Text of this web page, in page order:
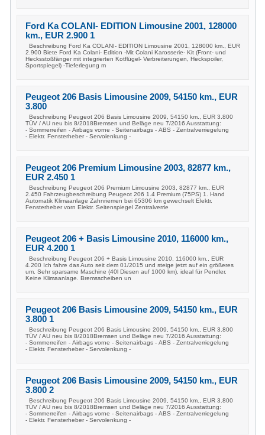
Ford Ka COLANI- EDITION Limousine 2001, 128000
km., EUR 2.900 1
Beschreibung Ford Ka COLANI- EDITION Limousine 2001, 128000 km., EUR
2.900 Biete Ford Ka Colani- Edition -Mit Colani Karosserie- Kit (Front- und
Hecksstoßfänger mit integrierten Kotflügel- Verbreiterungen, Heckspoiler,
Sportspiegel) -Tieferlegung m
Peugeot 206 Basis Limousine 2009, 54150 km., EUR
3.800
Beschreibung Peugeot 206 Basis Limousine 2009, 54150 km., EUR 3.800
TÜV / AU neu bis 8/2018Bremsen und Beläge neu 7/2016 Ausstattung:
- Sommerreifen - Airbags vorne - Seitenairbags - ABS - Zentralverriegelung
- Elektr. Fensterheber - Servolenkung -
Peugeot 206 Premium Limousine 2003, 82877 km.,
EUR 2.450 1
Beschreibung Peugeot 206 Premium Limousine 2003, 82877 km., EUR
2.450 Fahrzeugbeschreibung Peugeot 206 1.4 Premium (75PS) 1. Hand
Automatik Klimaanlage Zahnriemen bei 65306 km gewechselt Elektr.
Fensterheber vorn Elektr. Seitenspiegel Zentralverrie
Peugeot 206 + Basis Limousine 2010, 116000 km.,
EUR 4.200 1
Beschreibung Peugeot 206 + Basis Limousine 2010, 116000 km., EUR
4.200 Ich fahre das Auto seit dem 01/2015 und steige jetzt auf ein größeres
um. Sehr sparsame Maschine (40l Diesen auf 1000 km), ideal für Pendler.
Keine Klimaanlage. Bremsscheiben un
Peugeot 206 Basis Limousine 2009, 54150 km., EUR
3.800 1
Beschreibung Peugeot 206 Basis Limousine 2009, 54150 km., EUR 3.800
TÜV / AU neu bis 8/2018Bremsen und Beläge neu 7/2016 Ausstattung:
- Sommerreifen - Airbags vorne - Seitenairbags - ABS - Zentralverriegelung
- Elektr. Fensterheber - Servolenkung -
Peugeot 206 Basis Limousine 2009, 54150 km., EUR
3.800 2
Beschreibung Peugeot 206 Basis Limousine 2009, 54150 km., EUR 3.800
TÜV / AU neu bis 8/2018Bremsen und Beläge neu 7/2016 Ausstattung:
- Sommerreifen - Airbags vorne - Seitenairbags - ABS - Zentralverriegelung
- Elektr. Fensterheber - Servolenkung -